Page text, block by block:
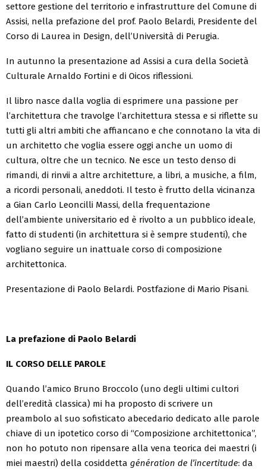
settore gestione del territorio e infrastrutture del Comune di
Assisi, nella prefazione del prof. Paolo Belardi, Presidente del
Corso di Laurea in Design, dell’Università di Perugia.
In autunno la presentazione ad Assisi a cura della Società
Culturale Arnaldo Fortini e di Oicos riflessioni.
Il libro nasce dalla voglia di esprimere una passione per
l’architettura che travolge l’architettura stessa e si riflette su
tutti gli altri ambiti che affiancano e che connotano la vita di
un architetto che voglia essere oggi anche un uomo di
cultura, oltre che un tecnico. Ne esce un testo denso di
rimandi, di rinvii a altre architetture, a libri, a musiche, a film,
a ricordi personali, aneddoti. Il testo è frutto della vicinanza
a Gian Carlo Leoncilli Massi, della frequentazione
dell’ambiente universitario ed è rivolto a un pubblico ideale,
fatto di studenti (in architettura si è sempre studenti), che
vogliano seguire un inattuale corso di composizione
architettonica.
Presentazione di Paolo Belardi. Postfazione di Mario Pisani.
La prefazione di Paolo Belardi
IL CORSO DELLE PAROLE
Quando l’amico Bruno Broccolo (uno degli ultimi cultori
dell’eredità classica) mi ha proposto di scrivere un
preambolo al suo sofisticato abecedario dedicato alle parole
chiave di un ipotetico corso di “Composizione architettonica”,
non ho potuto non ripensare alla vena teorica dei maestri (i
miei maestri) della cosiddetta génération de l’incertitude: da